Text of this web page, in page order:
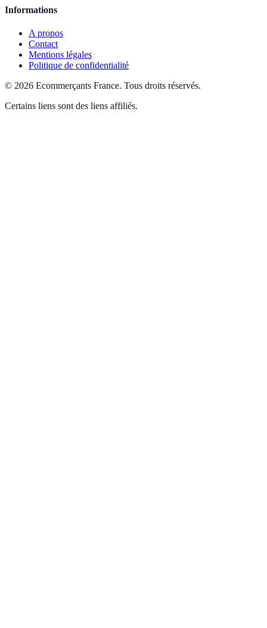
Informations
A propos
Contact
Mentions légales
Politique de confidentialité
© 2026 Ecommerçants France. Tous droits réservés.
Certains liens sont des liens affiliés.